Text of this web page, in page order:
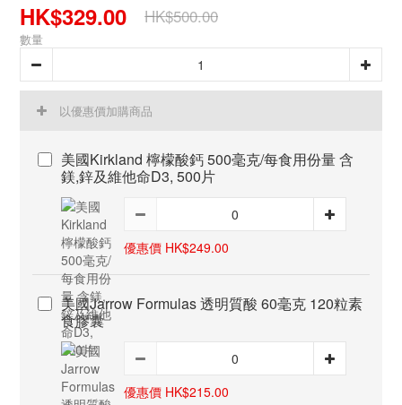
HK$329.00 HK$500.00
數量
以優惠價加購商品
美國Kirkland 檸檬酸鈣 500毫克/每食用份量 含
鎂,鋅及維他命D3, 500片
優惠價 HK$249.00
美國Jarrow Formulas 透明質酸 60毫克 120粒素
食膠囊
優惠價 HK$215.00